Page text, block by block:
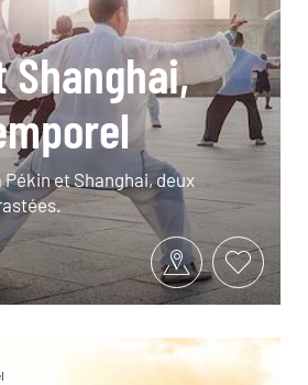
Shanghai,
et Shanghai, deux